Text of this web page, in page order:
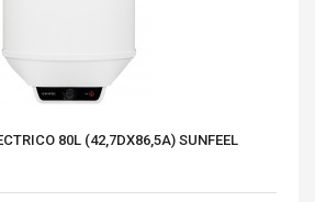
80L (42,7DX86,5A) SUNFEEL